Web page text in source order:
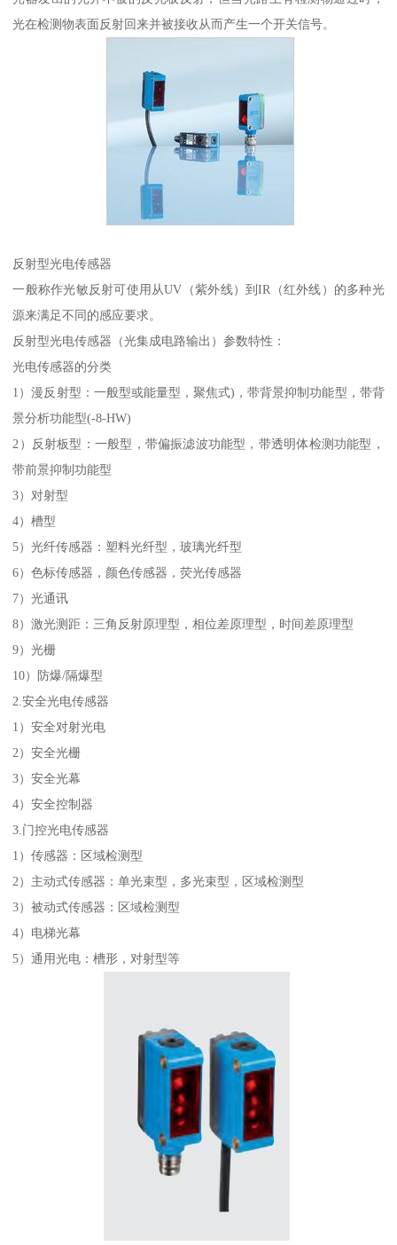
光在检测物表面反射回来并被接收从而产生一个开关信号。
反射型光电传感器
一般称作光敏反射可使用从UV（紫外线）到IR（红外线）的多种光
源来满足不同的感应要求。
反射型光电传感器（光集成电路输出）参数特性：
光电传感器的分类
1）漫反射型：一般型或能量型，聚焦式)，带背景抑制功能型，带背
景分析功能型(-8-HW)
2）反射板型：一般型，带偏振滤波功能型，带透明体检测功能型，
带前景抑制功能型
3）对射型
4）槽型
5）光纤传感器：塑料光纤型，玻璃光纤型
6）色标传感器，颜色传感器，荧光传感器
7）光通讯
8）激光测距：三角反射原理型，相位差原理型，时间差原理型
9）光栅
10）防爆/隔爆型
2.安全光电传感器
1）安全对射光电
2）安全光栅
3）安全光幕
4）安全控制器
3.门控光电传感器
1）传感器：区域检测型
2）主动式传感器：单光束型，多光束型，区域检测型
3）被动式传感器：区域检测型
4）电梯光幕
5）通用光电：槽形，对射型等